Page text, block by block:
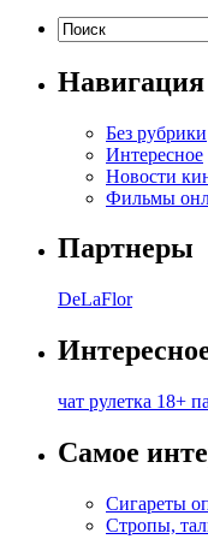
Навигация
Без рубрики
Интересное
Новости
Фильмы
Партнеры
DeLaFlor
чат рулетка 18+
Самое
Сигареты
Стропы,